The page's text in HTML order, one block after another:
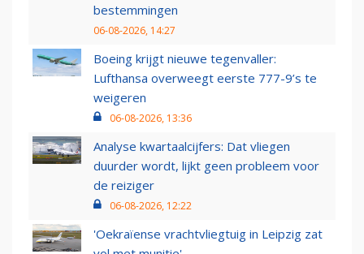
bestemmingen
06-08-2026, 14:27
Boeing krijgt nieuwe tegenvaller:
Lufthansa overweegt eerste 777-9’s te
weigeren
06-08-2026, 13:36
Analyse kwartaalcijfers: Dat vliegen
duurder wordt, lijkt geen probleem voor
de reiziger
06-08-2026, 12:22
'Oekraïense vrachtvliegtuig in Leipzig zat